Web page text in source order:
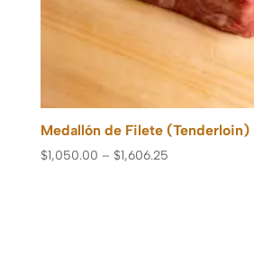
Medallón de Filete (Tenderloin)
$1,050.00 – $1,606.25